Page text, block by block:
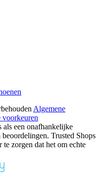
Algemene
voorkeuren
als een onafhankelijke
Trusted Shops
te zorgen dat het om echte